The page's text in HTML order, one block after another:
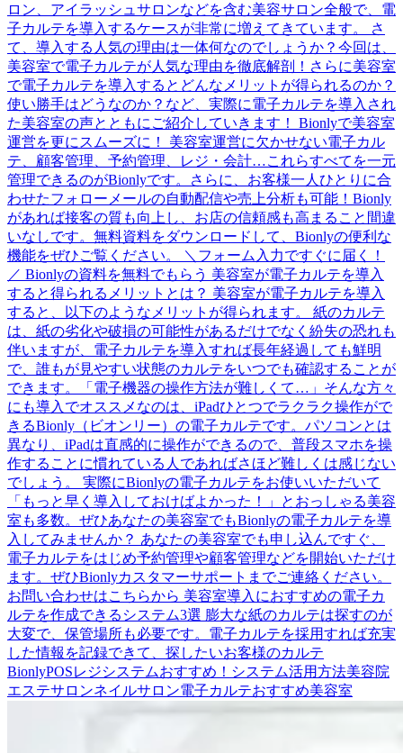
ロン、アイラッシュサロンなどを含む美容サロン全般で、電
子カルテを導入するケースが非常に増えてきています。 さ
て、導入する人気の理由は一体何なのでしょうか？今回は、
美容室で電子カルテが人気な理由を徹底解剖！さらに美容室
で電子カルテを導入するとどんなメリットが得られるのか？
使い勝手はどうなのか？など、実際に電子カルテを導入され
た美容室の声とともにご紹介していきます！ Bionlyで美容室
運営を更にスムーズに！ 美容室運営に欠かせない電子カル
テ、顧客管理、予約管理、レジ・会計…これらすべてを一元
管理できるのがBionlyです。さらに、お客様一人ひとりに合
わせたフォローメールの自動配信や売上分析も可能！Bionly
があれば接客の質も向上し、お店の信頼感も高まること間違
いなしです。無料資料をダウンロードして、Bionlyの便利な
機能をぜひご覧ください。 ＼フォーム入力ですぐに届く！
／ Bionlyの資料を無料でもらう 美容室が電子カルテを導入
すると得られるメリットとは？ 美容室が電子カルテを導入
すると、以下のようなメリットが得られます。 紙のカルテ
は、紙の劣化や破損の可能性があるだけでなく紛失の恐れも
伴いますが、電子カルテを導入すれば長年経過しても鮮明
で、誰もが見やすい状態のカルテをいつでも確認することが
できます。「電子機器の操作方法が難しくて…」そんな方々
にも導入でオススメなのは、iPadひとつでラクラク操作がで
きるBionly（ビオンリー）の電子カルテです。パソコンとは
異なり、iPadは直感的に操作ができるので、普段スマホを操
作することに慣れている人であればさほど難しくは感じない
でしょう。 実際にBionlyの電子カルテをお使いいただいて
「もっと早く導入しておけばよかった！」とおっしゃる美容
室も多数。ぜひあなたの美容室でもBionlyの電子カルテを導
入してみませんか？ あなたの美容室でも申し込んですぐ、
電子カルテをはじめ予約管理や顧客管理などを開始いただけ
ます。ぜひBionlyカスタマーサポートまでご連絡ください。
お問い合わせはこちらから 美容室導入におすすめの電子カ
ルテを作成できるシステム3選 膨大な紙のカルテは探すのが
大変で、保管場所も必要です。電子カルテを採用すれば充実
した情報を記録できて、探したいお客様のカルテ
BionlyPOSレジシステムおすすめ！ システム活用方法美容院
エステサロンネイルサロン電子カルテおすすめ美容室